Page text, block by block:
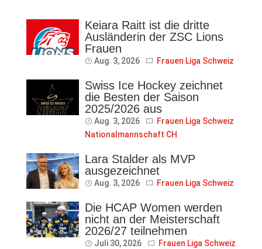
Keiara Raitt ist die dritte
Ausländerin der ZSC Lions
Frauen
Aug. 3, 2026 Frauen Liga Schweiz
Swiss Ice Hockey zeichnet
die Besten der Saison
2025/2026 aus
Aug. 3, 2026
Frauen Liga Schweiz
Nationalmannschaft CH
Lara Stalder als MVP
ausgezeichnet
Aug. 3, 2026 Frauen Liga Schweiz
Die HCAP Women werden
nicht an der Meisterschaft
2026/27 teilnehmen
Juli 30, 2026 Frauen Liga Schweiz